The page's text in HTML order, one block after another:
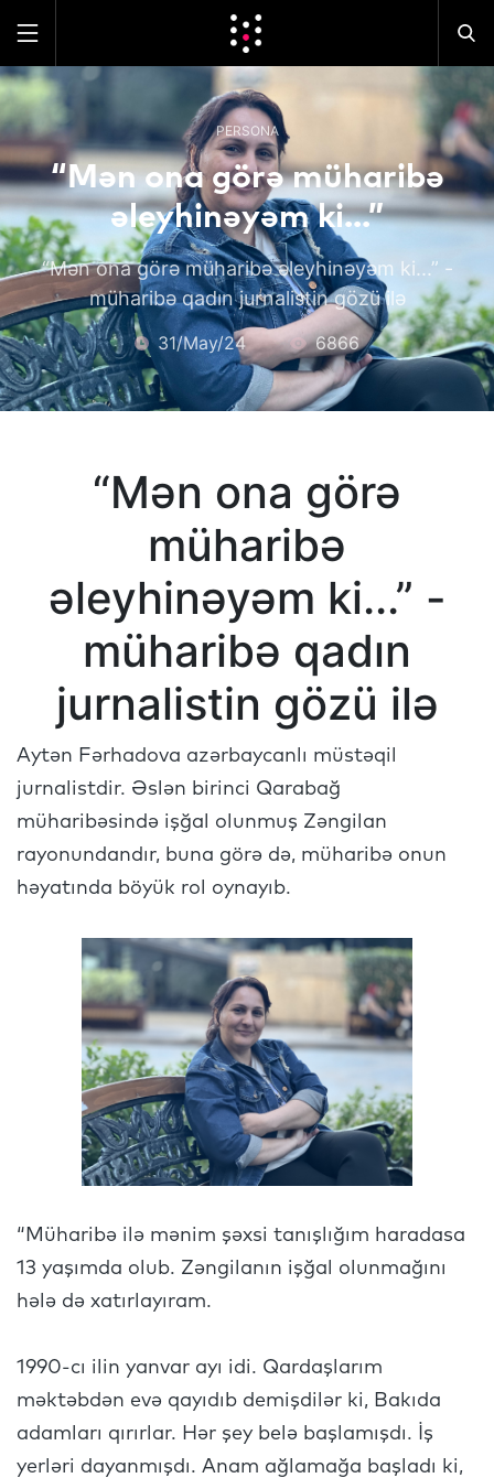
PERSONA
“Mən ona görə müharibə
əleyhinəyəm ki...”
“Mən ona görə müharibə əleyhinəyəm ki...” -
müharibə qadın jurnalistin gözü ilə
31/May/24 6866
“Mən ona görə
müharibə
əleyhinəyəm ki...” -
müharibə qadın
jurnalistin gözü ilə
Aytən Fərhadova azərbaycanlı müstəqil
jurnalistdir. Əslən birinci Qarabağ
müharibəsində işğal olunmuş Zəngilan
rayonundandır, buna görə də, müharibə onun
həyatında böyük rol oynayıb.
“Müharibə ilə mənim şəxsi tanışlığım haradasa
13 yaşımda olub. Zəngilanın işğal olunmağını
hələ də xatırlayıram.
1990-cı ilin yanvar ayı idi. Qardaşlarım
məktəbdən evə qayıdıb demişdilər ki, Bakıda
adamları qırırlar. Hər şey belə başlamışdı. İş
yerləri dayanmışdı. Anam ağlamağa başladı ki,